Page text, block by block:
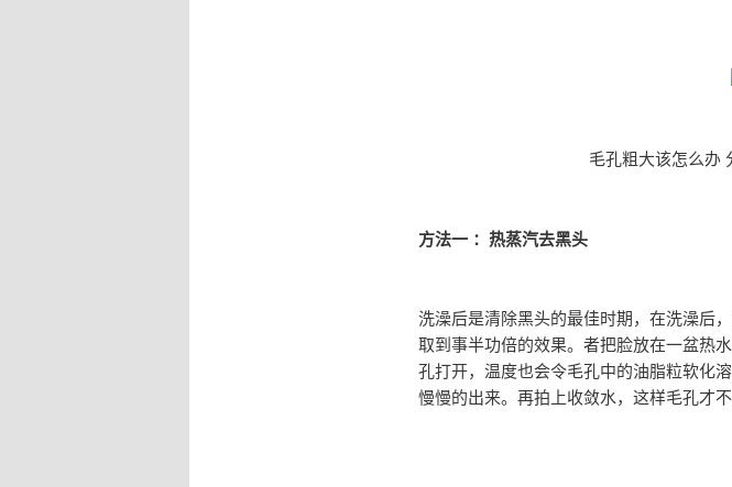
毛孔粗大该怎么办
方法一 ：热蒸汽去黑头
洗澡后是清除黑头的最佳时期，在洗澡后
取到事半功倍的效果。者把脸放在一盆热
孔打开，温度也会令毛孔中的油脂粒软化
慢慢的出来。再拍上收敛水，这样毛孔才不